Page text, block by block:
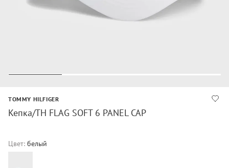
TOMMY HILFIGER
Кепка/TH FLAG SOFT 6 PANEL CAP
Цвет: белый